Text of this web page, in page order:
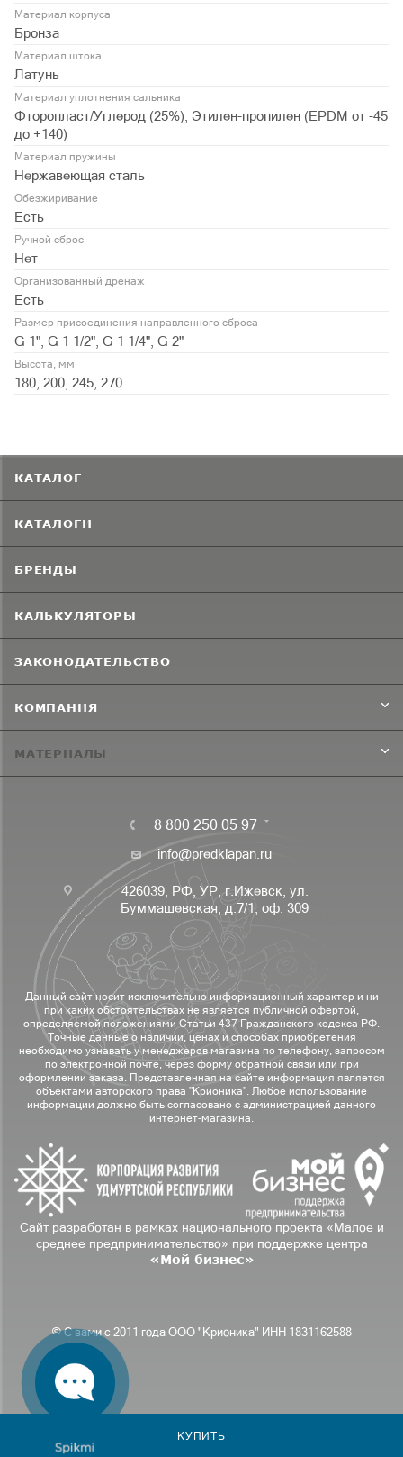
КУПИТЬ
Материал корпуса
Бронза
Материал штока
Латунь
Материал уплотнения сальника
Фторопласт/Углерод (25%), Этилен-пропилен (EPDM от -45
до +140)
Материал пружины
Нержавеющая сталь
Обезжиривание
Есть
Ручной сброс
Нет
Организованный дренаж
Есть
Размер присоединения направленного сброса
G 1", G 1 1/2", G 1 1/4", G 2"
Высота, мм
180, 200, 245, 270
КАТАЛОГ
КАТАЛОГИ
БРЕНДЫ
КАЛЬКУЛЯТОРЫ
ЗАКОНОДАТЕЛЬСТВО
КОМПАНИЯ
МАТЕРИАЛЫ
8 800 250 05 97
info@predklapan.ru
426039, РФ, УР, г.Ижевск, ул.
Буммашевская, д.7/1, оф. 309
Данный сайт носит исключительно информационный характер и ни
при каких обстоятельствах не является публичной офертой,
определяемой положениями Статьи 437 Гражданского кодекса РФ.
Точные данные о наличии, ценах и способах приобретения
необходимо узнавать у менеджеров магазина по телефону, запросом
по электронной почте, через форму обратной связи или при
оформлении заказа. Представленная на сайте информация является
объектами авторского права "Крионика". Любое использование
информации должно быть согласовано с администрацией данного
интернет-магазина.
Сайт разработан в рамках национального проекта «Малое и
среднее предпринимательство» при поддержке центра
«Мой бизнес»
© С вами с 2011 года ООО "Крионика" ИНН 1831162588